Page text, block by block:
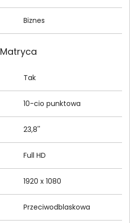
Biznes
Matryca
Tak
10-cio punktowa
23,8''
Full HD
1920 x 1080
Przeciwodblaskowa